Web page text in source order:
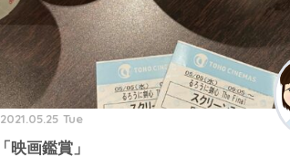
2021.05.25 Tue
「映画鑑賞」